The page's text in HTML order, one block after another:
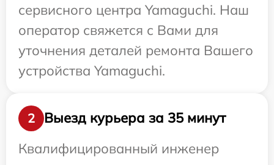
сервисного центра Yamaguchi. Наш
оператор свяжется с Вами для
уточнения деталей ремонта Вашего
устройства Yamaguchi.
2
Выезд курьера за 35 минут
Квалифицированный инженер